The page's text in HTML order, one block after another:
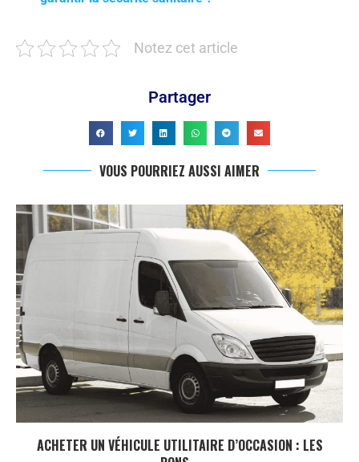
Notez cet article
Partager
VOUS POURRIEZ AUSSI AIMER
ACHETER UN VÉHICULE UTILITAIRE D’OCCASION : LES